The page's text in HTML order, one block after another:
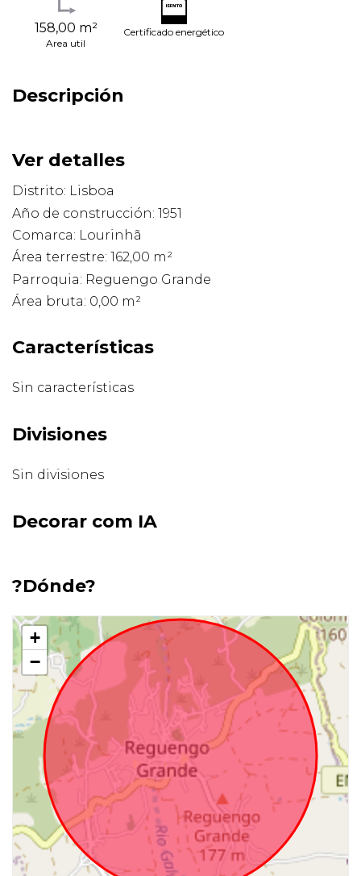
158,00 m²
Area util
Certificado energético
Descripción
Ver detalles
Distrito: Lisboa
Año de construcción: 1951
Comarca: Lourinhã
Área terrestre: 162,00 m²
Parroquia: Reguengo Grande
Área bruta: 0,00 m²
Características
Sin características
Divisiones
Sin divisiones
Decorar com IA
?Dónde?
+
−